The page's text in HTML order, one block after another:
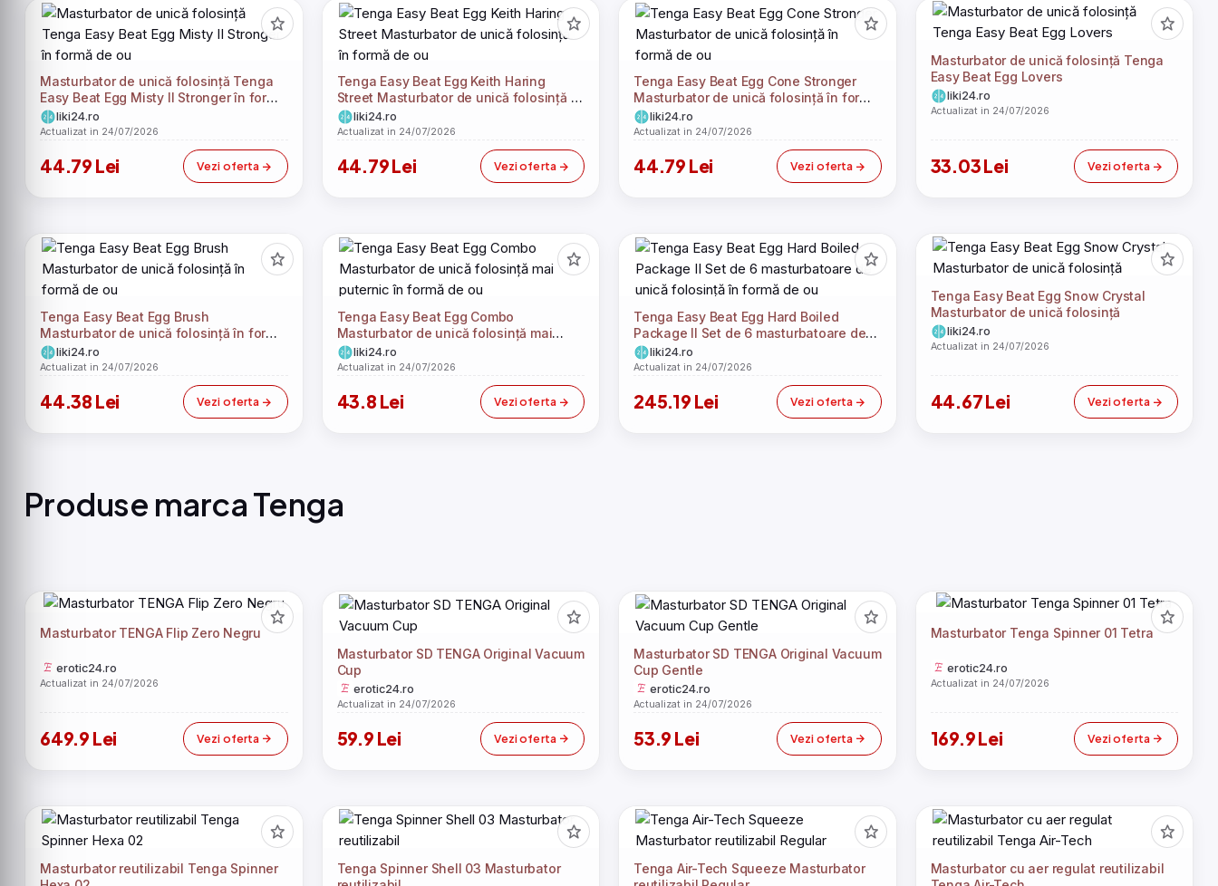
Masturbator de unică folosință Tenga
Easy Beat Egg Misty II Stronger în formă
de ouliki24.ro
Actualizat in 24/07/2026
44.79 Lei Vezi oferta
Tenga Easy Beat Egg Keith Haring
Street Masturbator de unică folosință în
formă de ou
liki24.ro
Actualizat in 24/07/2026
44.79 Lei Vezi oferta
Tenga Easy Beat Egg Cone Stronger
Masturbator de unică folosință în formă
de ouliki24.ro
Actualizat in 24/07/2026
44.79 Lei Vezi oferta
Masturbator de unică folosință Tenga
Easy Beat Egg Lovers
liki24.ro
Actualizat in 24/07/2026
33.03 Lei Vezi oferta
Tenga Easy Beat Egg Brush
Masturbator de unică folosință în formă
de ouliki24.ro
Actualizat in 24/07/2026
44.38 Lei Vezi oferta
Tenga Easy Beat Egg Combo
Masturbator de unică folosință mai
puternic în formă de ou
liki24.ro
Actualizat in 24/07/2026
43.8 Lei Vezi oferta
Tenga Easy Beat Egg Hard Boiled
Package II Set de 6 masturbatoare de
unică folosință în formă de ou
liki24.ro
Actualizat in 24/07/2026
245.19 Lei Vezi oferta
Tenga Easy Beat Egg Snow Crystal
Masturbator de unică folosință
liki24.ro
Actualizat in 24/07/2026
44.67 Lei Vezi oferta
Produse marca Tenga
Masturbator TENGA Flip Zero Negru
erotic24.ro
Actualizat in 24/07/2026
649.9 Lei Vezi oferta
Masturbator SD TENGA Original Vacuum
Cup
erotic24.ro
Actualizat in 24/07/2026
59.9 Lei Vezi oferta
Masturbator SD TENGA Original Vacuum
Cup Gentle
erotic24.ro
Actualizat in 24/07/2026
53.9 Lei Vezi oferta
Masturbator Tenga Spinner 01 Tetra
erotic24.ro
Actualizat in 24/07/2026
169.9 Lei Vezi oferta
Masturbator reutilizabil Tenga Spinner
Tenga Spinner Shell 03 Masturbator
Tenga Air-Tech Squeeze Masturbator
Masturbator cu aer regulat reutilizabil